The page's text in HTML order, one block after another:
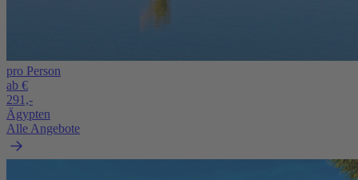
pro Person
ab €
291,-
Ägypten
Alle Angebote